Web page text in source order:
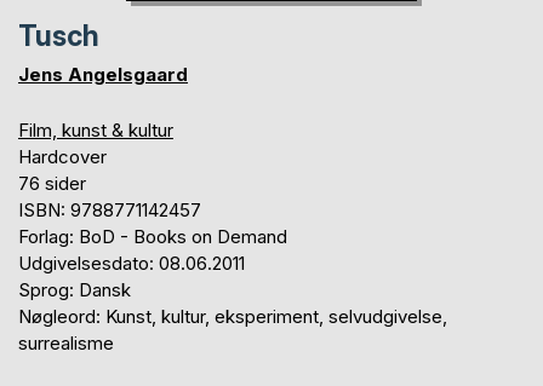
Tusch
Jens Angelsgaard
Film, kunst & kultur
Hardcover
76 sider
ISBN: 9788771142457
Forlag: BoD - Books on Demand
Udgivelsesdato: 08.06.2011
Sprog: Dansk
Nøgleord: Kunst, kultur, eksperiment, selvudgivelse,
surrealisme